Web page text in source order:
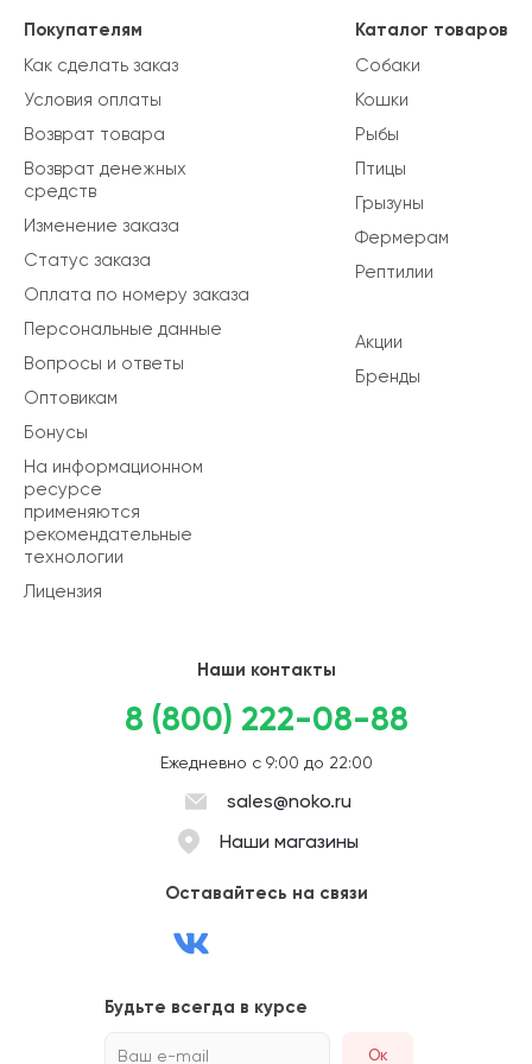
Каталог товаров
Собаки
Кошки
Рыбы
Птицы
Грызуны
Фермерам
Рептилии
Акции
Бренды
Покупателям
Как сделать заказ
Условия оплаты
Возврат товара
Возврат денежных
средств
Изменение заказа
Статус заказа
Оплата по номеру заказа
Персональные данные
Вопросы и ответы
Оптовикам
Бонусы
На информационном
ресурсе
применяются
рекомендательные
технологии
Лицензия
Наши контакты
8 (800) 222-08-88
Ежедневно с 9:00 до 22:00
sales@noko.ru
Наши магазины
Оставайтесь на связи
Будьте всегда в курсе
Ваш e-mail